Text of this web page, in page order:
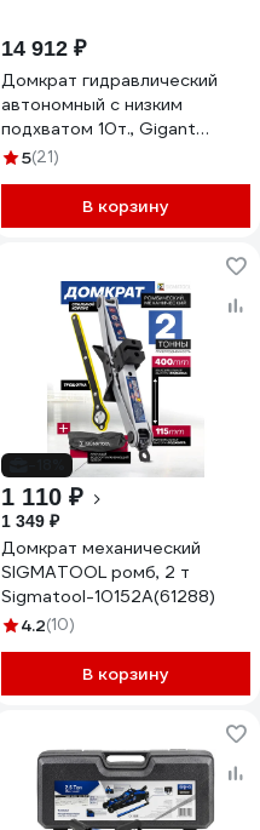
14 912 ₽
Домкрат гидравлический
автономный с низким
подхватом 10т., Gigant
GJLH-10
5(21)
В корзину
1 110 ₽
1 349 ₽
Домкрат механический
SIGMATOOL ромб, 2 т
Sigmatool-10152A(61288)
4.2(10)
В корзину